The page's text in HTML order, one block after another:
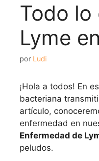
Todo
Lyme
por Ludi
¡Hola a todos! En
bacteriana
artículo,
enfermedad en
Enfermedad de
peludos.